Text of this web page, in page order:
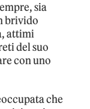
sia
brivido
attimi
del suo
con uno
che